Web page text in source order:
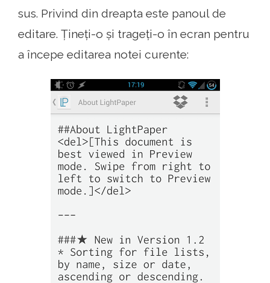
sus. Privind din dreapta este panoul de
editare. Țineți-o și trageți-o în ecran pentru
a începe editarea notei curente: